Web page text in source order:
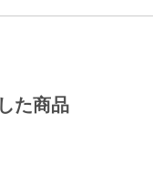
た商品